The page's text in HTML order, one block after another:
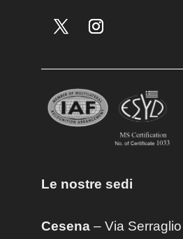
Le nostre sedi
Cesena– Via